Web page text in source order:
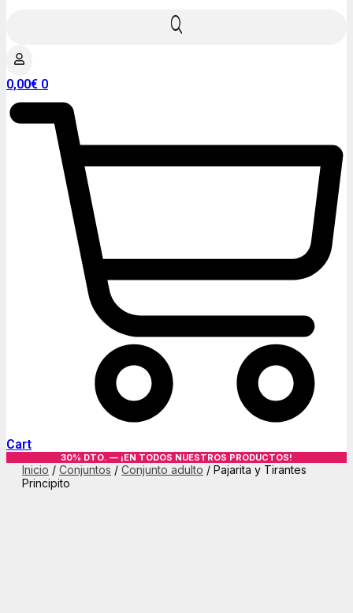
0,00€ 0
Cart
30% DTO. — ¡EN TODOS NUESTROS PRODUCTOS!
Inicio / Conjuntos / Conjunto adulto / Pajarita y Tirantes
Principito